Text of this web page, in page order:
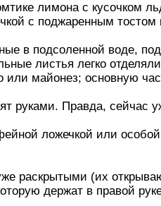
лимона с кусочком
с поджаренным
в подсоленной воде,
листья легко
или майонез; основную
руками. Правда, сейчас
ложечкой или
раскрытыми (их
держат в правой